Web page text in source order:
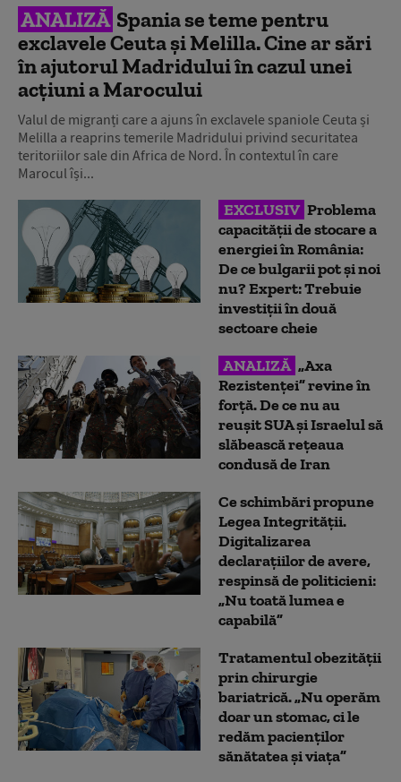
ANALIZĂ Spania se teme pentru
exclavele Ceuta și Melilla. Cine ar sări
în ajutorul Madridului în cazul unei
acțiuni a Marocului
Valul de migranți care a ajuns în exclavele spaniole Ceuta și
Melilla a reaprins temerile Madridului privind securitatea
teritoriilor sale din Africa de Nord. În contextul în care
Marocul își...
EXCLUSIV Problema
capacității de stocare a
energiei în România:
De ce bulgarii pot și noi
nu? Expert: Trebuie
investiții în două
sectoare cheie
ANALIZĂ „Axa
Rezistenței” revine în
forță. De ce nu au
reușit SUA și Israelul să
slăbească rețeaua
condusă de Iran
Ce schimbări propune
Legea Integrității.
Digitalizarea
declarațiilor de avere,
respinsă de politicieni:
„Nu toată lumea e
capabilă”
Tratamentul obezităţii
prin chirurgie
bariatrică. „Nu operăm
doar un stomac, ci le
redăm pacienţilor
sănătatea şi viaţa”